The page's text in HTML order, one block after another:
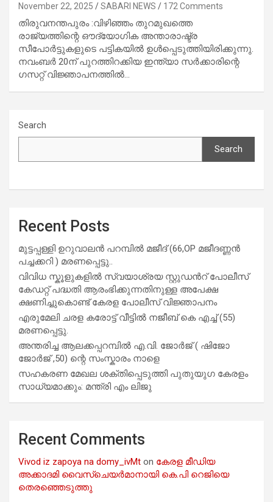
November 22, 2025 SABARI NEWS 172 Comments
തിരുവനന്തപുരം :വിഴിഞ്ഞം തുറമുഖത്തെ
രാജ്യത്തിന്റെ ഔദ്യോഗിക അന്താരാഷ്ട്ര
സീപോർട്ടുകളുടെ പട്ടികയിൽ ഉൾപ്പെടുത്തിയിരിക്കുന്നു.
നവംബർ 20ന് പുറത്തിറക്കിയ ഇന്ത്യാ സർക്കാരിന്റെ
ഗസറ്റ് വിജ്ഞാപനത്തിൽ…
Search
Search
Recent Posts
മുട്ടപ്പള്ളി ഉറുവാലൻ പറമ്പിൽ മജീദ് (66,OP മജീദണ്ണൻ
പച്ചക്കറി ) മരണപ്പെട്ടു..
വിവിധ സ്കൂളുകളില്‍ സ്വയാശ്രയ സ്റ്റുഡന്‍റ് പോലീസ്
കേഡറ്റ് പദ്ധതി ആരംഭിക്കുന്നതിനുള്ള അപേക്ഷ
ക്ഷണിച്ചുകൊണ്ട് കേരള പോലീസ് വിജ്ഞാപനം
എരുമേലി ചരള കരോട്ട് വീട്ടിൽ നജീബ് കെ എച്ച് (55)
മരണപ്പെട്ടു.
അന്തരിച്ച ആ​ല​ക്ക​പ്പ​റമ്പിൽ​ എ.​വി. ജോ​ർ​ജ് ( ഷിജോ
ജോർജ് ,50) ന്റെ സംസ്കാരം നാളെ
സഹകരണ മേഖല ശക്തിപ്പെടുത്തി പുതുയുഗ കേരളം
സാധ്യമാക്കും: മന്ത്രി എം ലിജു
Recent Comments
Vivod iz zapoya na domy_ivMt on കേരള മീഡിയ
അക്കാദമി വൈസ്ചെയർമാനായി കെ.പി റെജിയെ
തെരഞ്ഞെടുത്തു